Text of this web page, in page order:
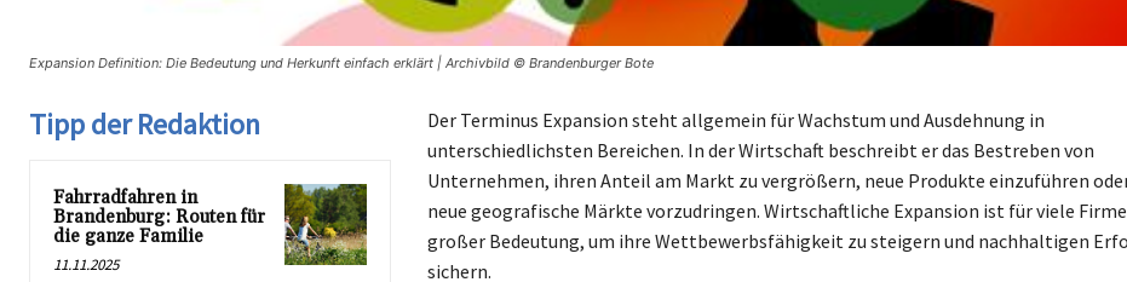
Expansion Definition: Die Bedeutung und Herkunft einfach erklärt | Archivbild © Brandenburger Bote
Tipp der Redaktion
Fahrradfahren in
Brandenburg: Routen für
die ganze Familie
11.11.2025
Der Terminus Expansion steht allgemein für Wachstum und Ausdehnung in
unterschiedlichsten Bereichen. In der Wirtschaft beschreibt er das Bestreben von
Unternehmen, ihren Anteil am Markt zu vergrößern, neue Produkte einzuführen
neue geografische Märkte vorzudringen. Wirtschaftliche Expansion ist für viele
großer Bedeutung, um ihre Wettbewerbsfähigkeit zu steigern und nachhaltigen
sichern.